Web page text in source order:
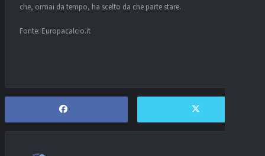
che, ormai da tempo, ha scelto da che parte stare.
Fonte: Europacalcio.it